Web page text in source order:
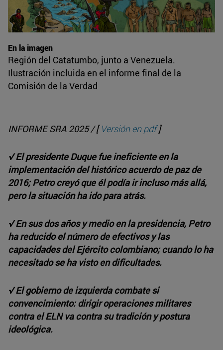
En la imagen
Región del Catatumbo, junto a Venezuela.
Ilustración incluida en el informe final de la
Comisión de la Verdad
INFORME SRA 2025 / [Versión en pdf ]
√ El presidente Duque fue ineficiente en la
implementación del histórico acuerdo de paz de
2016; Petro creyó que él podía ir incluso más allá,
pero la situación ha ido para atrás.
√ En sus dos años y medio en la presidencia, Petro
ha reducido el número de efectivos y las
capacidades del Ejército colombiano; cuando lo ha
necesitado se ha visto en dificultades.
√ El gobierno de izquierda combate si
convencimiento: dirigir operaciones militares
contra el ELN va contra su tradición y postura
ideológica.